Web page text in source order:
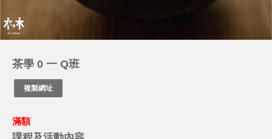
茶學 0 一 Q班
滿額